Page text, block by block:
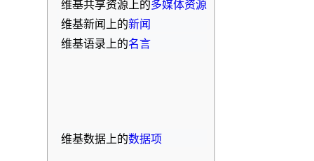
维基共享资源上的多媒体资源
维基新闻上的新闻
维基语录上的名言
维基数据上的数据项